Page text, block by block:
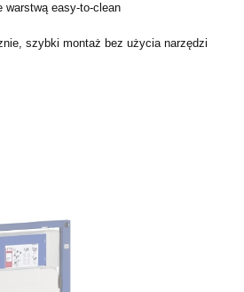
warstwą easy-to-clean
szybki montaż bez użycia narzędzi